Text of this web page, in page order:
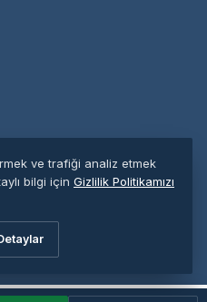
/ İstanbul
saklıdır.
ve trafiği analiz etmek
bilgi için Gizlilik Politikamızı